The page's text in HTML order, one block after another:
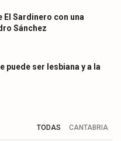
El Sardinero con una
Sánchez
puede ser lesbiana y a la
TODAS CANTABRIA